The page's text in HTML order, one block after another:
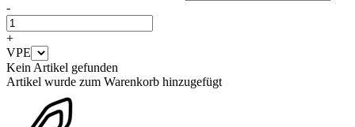
-
+
VPE
Kein Artikel gefunden
Artikel wurde zum Warenkorb hinzugefügt